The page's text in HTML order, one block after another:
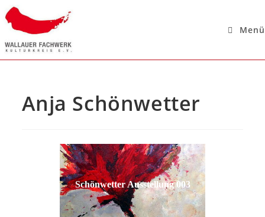
Menü
Anja Schönwetter
Schönwetter Ausstellung 003